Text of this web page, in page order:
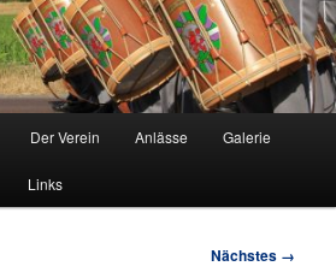
Der Verein Anlässe Galerie
Links
Nächstes →